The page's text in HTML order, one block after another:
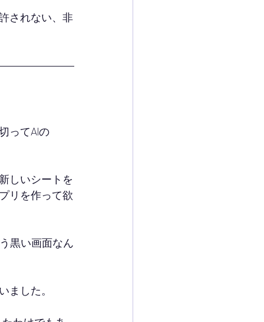
されない、非
ってAIの
しいシートを
リを作って欲
黒い画面なん
した。